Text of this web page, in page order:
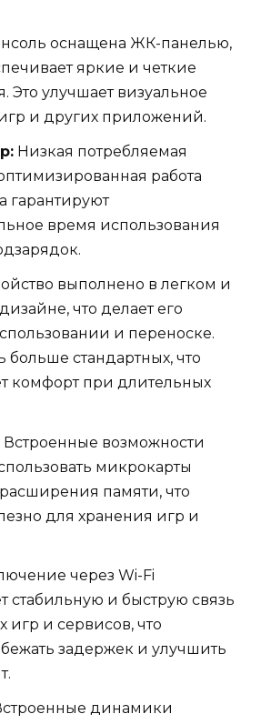
оснащена ЖК-панелью,
яркие и четкие
Это улучшает визуальное
и других приложений.
Низкая потребляемая
работа
гарантируют
время использования
выполнено в легком и
что делает его
и переноске.
больше стандартных, что
комфорт при длительных
Встроенные возможности
микрокарты
памяти, что
для хранения игр и
через Wi-Fi
стабильную и быструю связь
игр и сервисов, что
задержек и улучшить
динамики